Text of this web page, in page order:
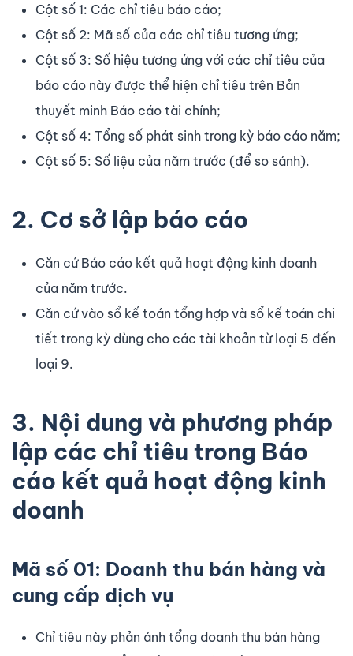
Cột số 1: Các chỉ tiêu báo cáo;
Cột số 2: Mã số của các chỉ tiêu tương ứng;
Cột số 3: Số hiệu tương ứng với các chỉ tiêu của
báo cáo này được thể hiện chỉ tiêu trên Bản
thuyết minh Báo cáo tài chính;
Cột số 4: Tổng số phát sinh trong kỳ báo cáo năm;
Cột số 5: Số liệu của năm trước (để so sánh).
2. Cơ sở lập báo cáo
Căn cứ Báo cáo kết quả hoạt động kinh doanh
của năm trước.
Căn cứ vào sổ kế toán tổng hợp và sổ kế toán chi
tiết trong kỳ dùng cho các tài khoản từ loại 5 đến
loại 9.
3. Nội dung và phương pháp
lập các chỉ tiêu trong Báo
cáo kết quả hoạt động kinh
doanh
Mã số 01: Doanh thu bán hàng và
cung cấp dịch vụ
Chỉ tiêu này phản ánh tổng doanh thu bán hàng